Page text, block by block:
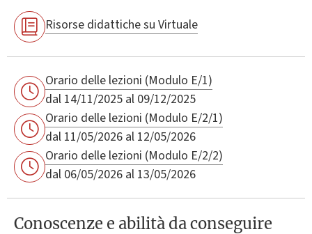
Risorse didattiche su Virtuale
Orario delle lezioni (Modulo E/1)
dal 14/11/2025 al 09/12/2025
Orario delle lezioni (Modulo E/2/1)
dal 11/05/2026 al 12/05/2026
Orario delle lezioni (Modulo E/2/2)
dal 06/05/2026 al 13/05/2026
Conoscenze e abilità da conseguire